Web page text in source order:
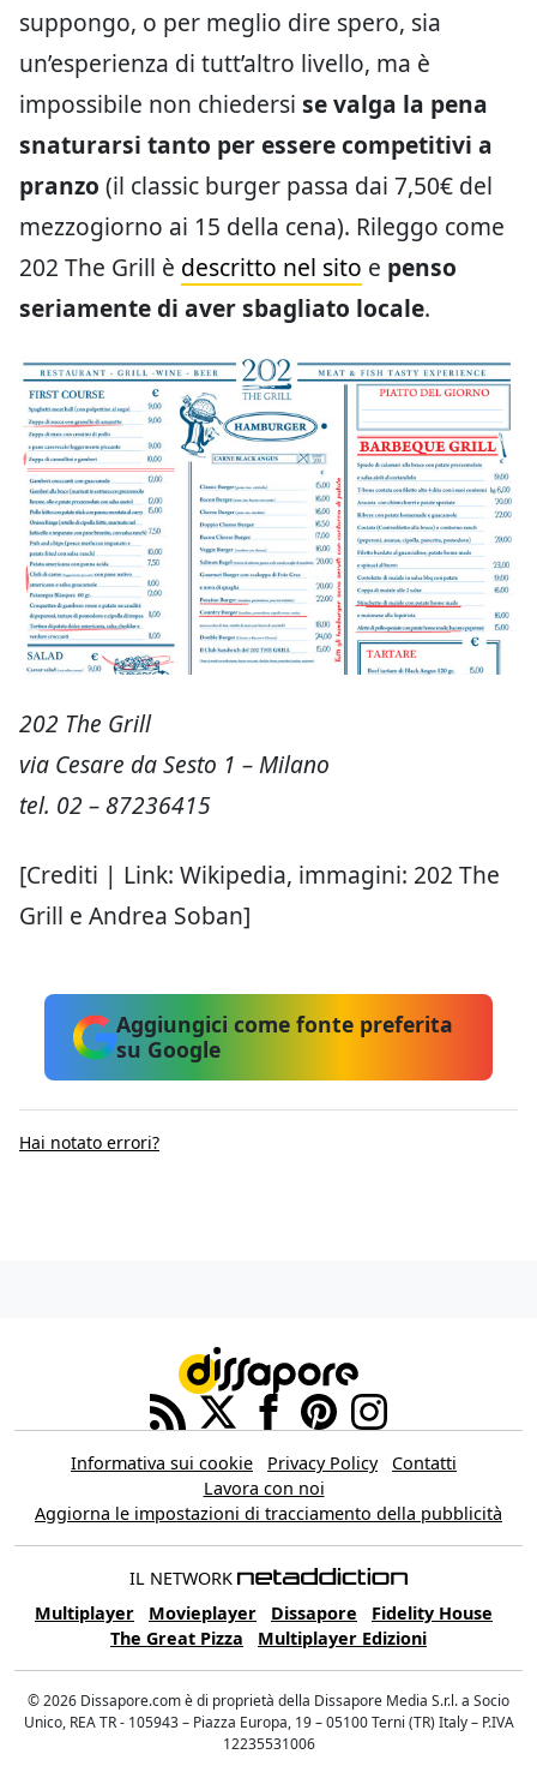
suppongo, o per meglio dire spero, sia
un’esperienza di tutt’altro livello, ma è
impossibile non chiedersi se valga la pena
snaturarsi tanto per essere competitivi a
pranzo (il classic burger passa dai 7,50€ del
mezzogiorno ai 15 della cena). Rileggo come
202 The Grill è descritto nel sito e penso
seriamente di aver sbagliato locale.
202 The Grill
via Cesare da Sesto 1 – Milano
tel. 02 – 87236415
[Crediti | Link: Wikipedia, immagini: 202 The
Grill e Andrea Soban]
Aggiungici come fonte preferita
su Google
Hai notato errori?
Informativa sui cookie Privacy Policy
Contatti
Lavora con noi
Aggiorna le impostazioni di tracciamento della pubblicità
IL NETWORK
Multiplayer
Movieplayer Dissapore
Fidelity House
The Great Pizza
Multiplayer Edizioni
© 2026 Dissapore.com è di proprietà della Dissapore Media S.r.l. a Socio
Unico, REA TR - 105943 – Piazza Europa, 19 – 05100 Terni (TR) Italy – P.IVA
12235531006